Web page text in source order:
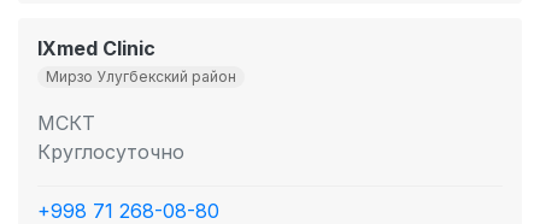
IXmed Clinic
Мирзо Улугбекский район
МСКТ
Круглосуточно
+998 71 268-08-80